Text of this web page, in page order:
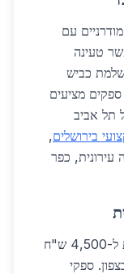
עם
טעינה
2026, עם השלמת כביש
זמני הנסיעה לצפון יקוצרו ב-30%. ספקים מציעים
50 ק"מ, כולל תל אביב
בירושלים,
עירונית, כפר
בשנת 2026, מחירי הפלדה צפויים לרדת ל-4,500 ש"ח